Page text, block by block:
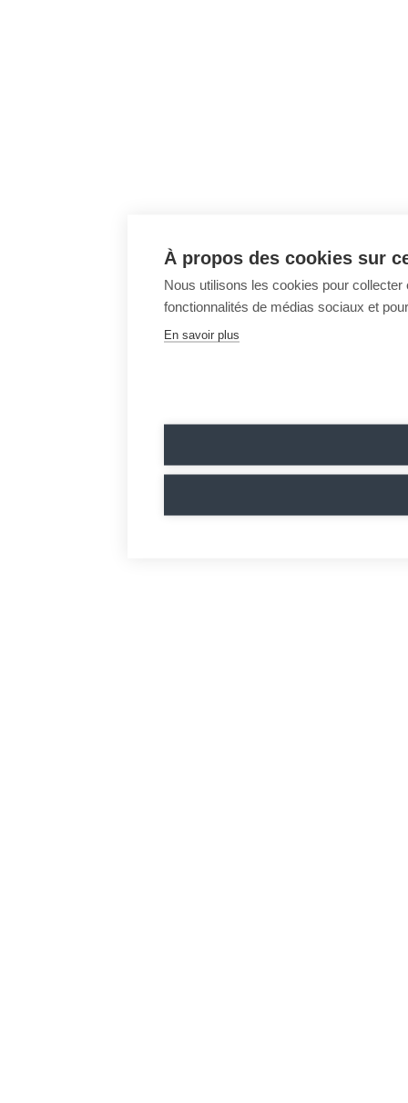
À propos des cookies sur
Nous utilisons les cookies pour
fonctionnalités de médias sociaux et
En savoir plus